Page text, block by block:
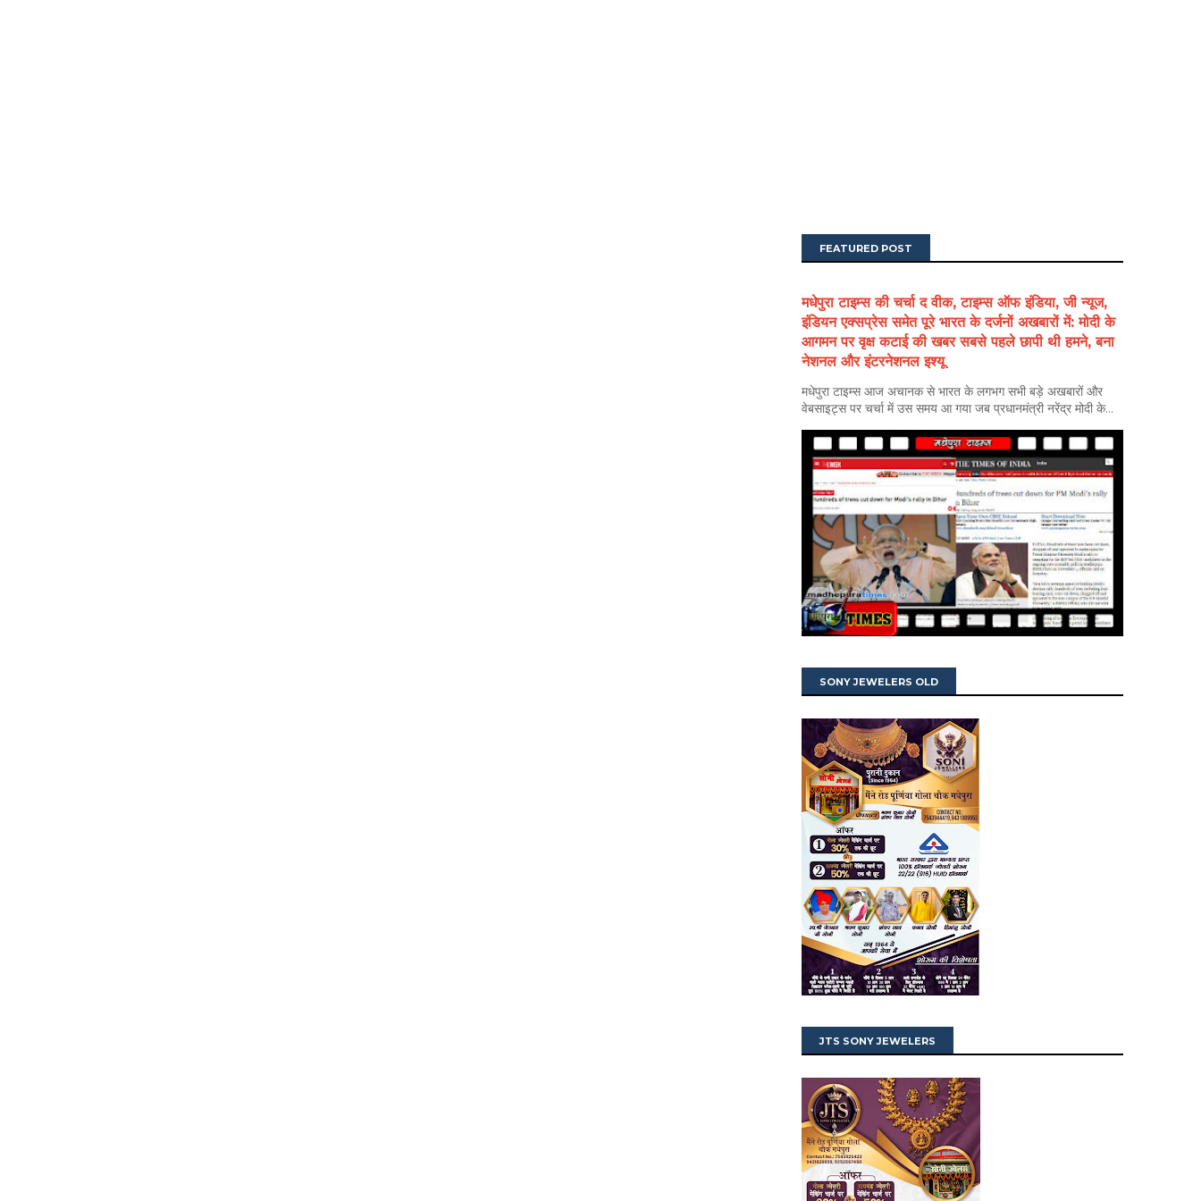
FEATURED POST
मधेपुरा टाइम्स की चर्चा द वीक, टाइम्स ऑफ इंडिया, जी न्यूज,
इंडियन एक्सप्रेस समेत पूरे भारत के दर्जनों अखबारों में: मोदी के
आगमन पर वृक्ष कटाई की खबर सबसे पहले छापी थी हमने, बना
नेशनल और इंटरनेशनल इश्यू
मधेपुरा टाइम्स आज अचानक से भारत के लगभग सभी बड़े अखबारों और
वेबसाइट्स पर चर्चा में उस समय आ गया जब प्रधानमंत्री नरेंद्र मोदी के...
SONY JEWELERS OLD
JTS SONY JEWELERS